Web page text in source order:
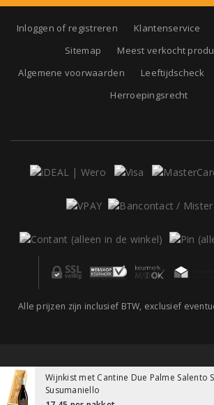
Wijnkist met Cantine Due Palme Salento
Susumaniello
Inloggen of registreren Klantenservice
Sitemap
Meest verkocht
Algemene voorwaarden
Leeftijdscheck
Herroepingsrecht
Alle prijzen zijn inclusief BTW, exclusief